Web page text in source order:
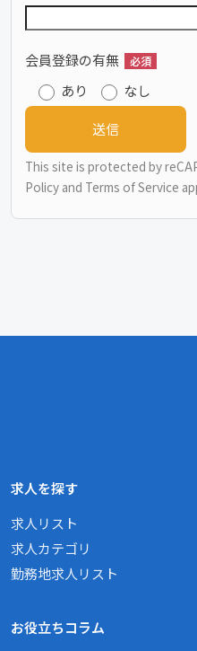
会員登録の有無 必須
あり なし
This site is protected by
Policy and Terms of Service
求人を探す
求人リスト
求人カテゴリ
勤務地求人リスト
お役立ちコラム